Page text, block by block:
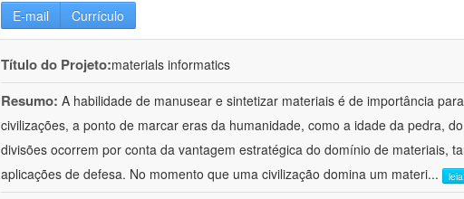
E-mail Currículo
Título do Projeto:materials informatics
Resumo: A habilidade de manusear e sintetizar materiais é de importância
civilizações, a ponto de marcar eras da humanidade, como a idade da pedra,
divisões ocorrem por conta da vantagem estratégica do domínio de materiais,
aplicações de defesa. No momento que uma civilização domina um materi...